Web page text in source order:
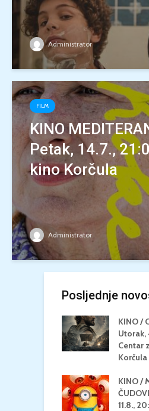
Administrator
FILM
KINO
Petak, 14.7.,
kino Korčula
Administrator
Posljednje
KINO /
Utorak,
Centar
Korčula
KINO /
11.8.,